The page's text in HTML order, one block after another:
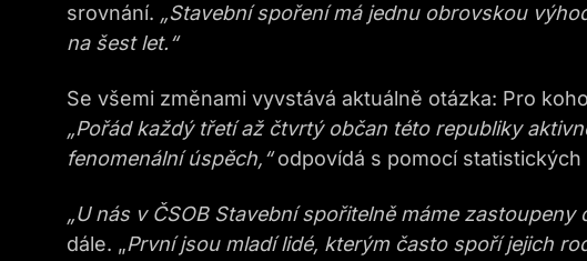
srovnání. „Stavební spoření má jednu obrovskou
na šest let.“
Se všemi změnami vyvstává aktuálně otázka: Pro
„Pořádkaždý třetí až čtvrtý občan této republiky
fenomenální úspěch,“odpovídá s pomocí statistických
„Unás v ČSOB Stavební spořitelně mámezastoupeny
dále. „První jsou mladí lidé, kterýmčasto spoří jejich